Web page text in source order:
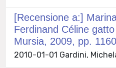
[Recensione a:]
Ferdinand Céline
Mursia, 2009, pp. 1160
2010-01-01 Gardini,